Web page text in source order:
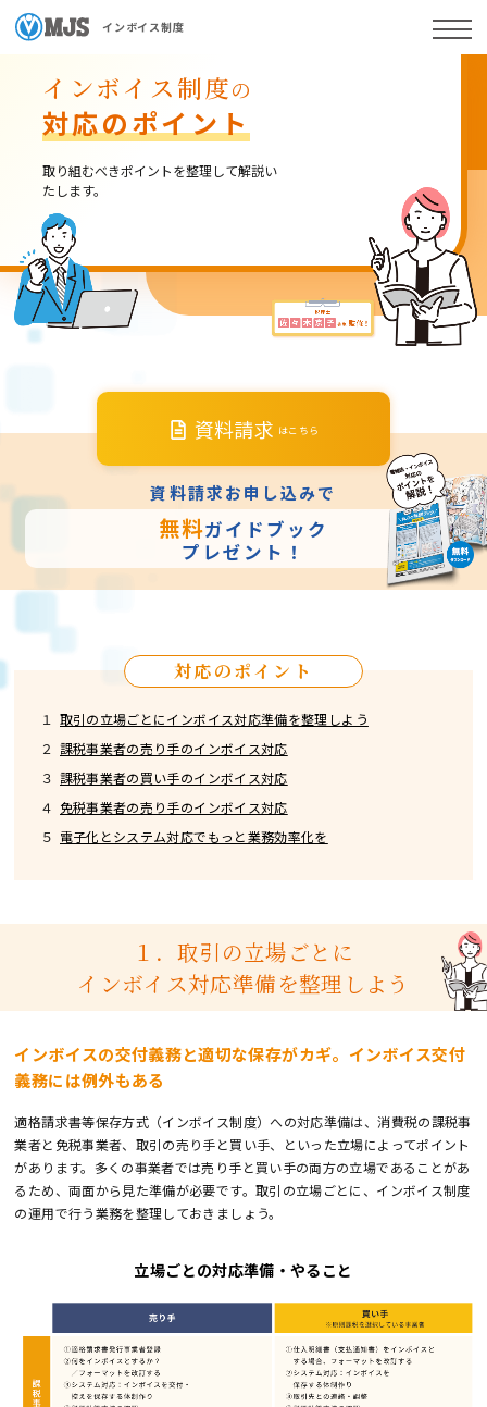
インボイス制度
インボイス制度の
対応のポイント
取り組むべきポイントを整理して解説い
たします。
資料請求 はこちら
資料請求お申し込みで
無料ガイドブック
プレゼント！
対応のポイント
１
取引の立場ごとにインボイス対応準備を整理しよう
２ 課税事業者の売り手のインボイス対応
３ 課税事業者の買い手のインボイス対応
４ 免税事業者の売り手のインボイス対応
５ 電子化とシステム対応でもっと業務効率化を
１．取引の立場ごとに
インボイス対応準備を整理しよう
インボイスの交付義務と適切な保存がカギ。インボイス交付
義務には例外もある
適格請求書等保存方式（インボイス制度）への対応準備は、消費税の課税事
業者と免税事業者、取引の売り手と買い手、といった立場によってポイント
があります。多くの事業者では売り手と買い手の両方の立場であることがあ
るため、両面から見た準備が必要です。取引の立場ごとに、インボイス制度
の運用で行う業務を整理しておきましょう。
立場ごとの対応準備・やること